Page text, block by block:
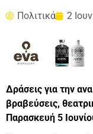
Πολιτικά 2
Δράσεις για την
βραβεύσεις,
Παρασκευή 5